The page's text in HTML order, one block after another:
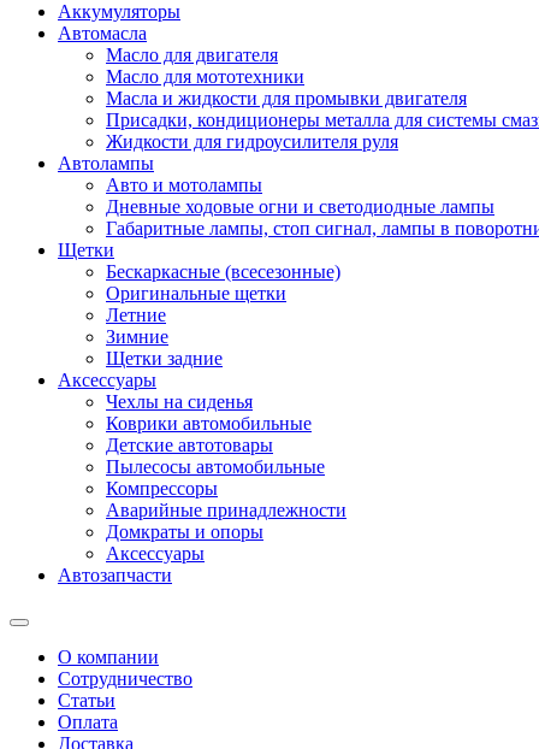
Аккумуляторы
Автомасла
Масло для двигателя
Масло для мототехники
Масла и жидкости для промывки двигателя
Присадки, кондиционеры металла для системы
Жидкости для гидроусилителя руля
Автолампы
Авто и мотолампы
Дневные ходовые огни и светодиодные лампы
Габаритные лампы, стоп сигнал, лампы в
Щетки
Бескаркасные (всесезонные)
Оригинальные щетки
Летние
Зимние
Щетки задние
Аксессуары
Чехлы на сиденья
Коврики автомобильные
Детские автотовары
Пылесосы автомобильные
Компрессоры
Аварийные принадлежности
Домкраты и опоры
Аксессуары
Автозапчасти
О компании
Сотрудничество
Статьи
Оплата
Доставка